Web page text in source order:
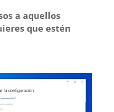
a aquellos
que estén